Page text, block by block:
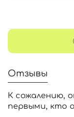
Отзывы
К сожалению,
первыми, кто